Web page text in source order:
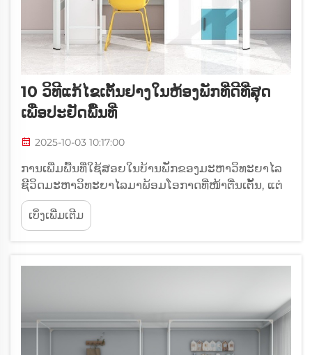
10 ວິທີແກ້ໄຂເຕັ້ນຢາງໃນຫ້ອງພັກທີ່ດີທີ່ສຸດ
ເພື່ອປະຢັດພື້ນທີ່
2025-10-03 10:17:00
ການເພີ່ມພື້ນທີ່ໃຊ້ສອຍໃນບ້ານພັກຂອງມະຫາວິທະຍາໄລ
ຊີວິດມະຫາວິທະຍາໄລມາພ້ອມໂອກາດທີ່ໜ້າຕື່ນເຕັ້ນ, ແຕ່
ການຢູ່ຫ້ອງພັກມັກຈະໝາຍເຖິງການນຳໃຊ້ພື້ນທີ່ຈຳກັດໃຫ້
ເກີດປະໂຫຍດສູງສຸດ. ເຄື່ອງນີ້ກາຍເປັນບໍ່ພຽງແຕ່ສະຖານທີ່
ສຳລັບການນອນເທົ່ານັ້ນ, ແຕ່ຍັງເປັນສ່ວນສຳຄັນສຳລັບ
ເບິ່ງເພີ່ມເຕີມ